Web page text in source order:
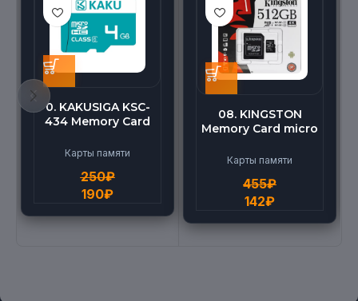
0. KAKUSIGA KSC-
434 Memory Card
High Speed (4G)
Карты памяти
250₽
190₽
08. KINGSTON
Memory Card micro
Карты памяти
455₽
142₽